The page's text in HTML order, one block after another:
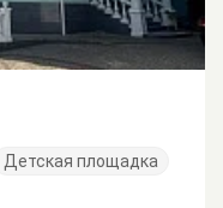
Детская площадка